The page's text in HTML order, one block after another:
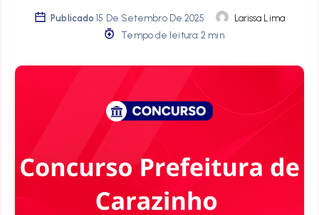
Publicado 15 De Setembro De 2025
Larissa Lima
Tempo de leitura: 2 min